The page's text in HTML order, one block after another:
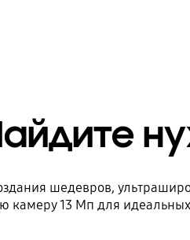
шедевров,
камеру 13 Мп для